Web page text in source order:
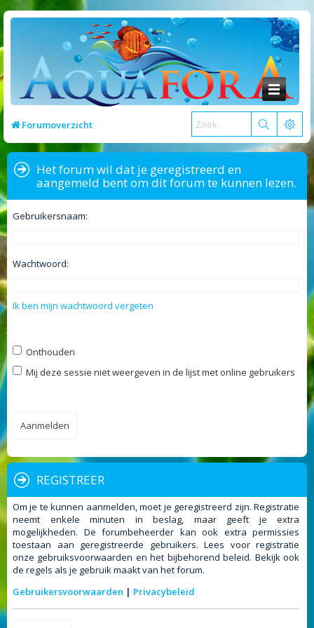
Forumoverzicht
Het forum wil dat je geregistreerd en
aangemeld bent om dit forum te kunnen lezen.
Gebruikersnaam:
Wachtwoord:
Ik ben mijn wachtwoord vergeten
Onthouden
Mij deze sessie niet weergeven in de lijst met online gebruikers
REGISTREER
Om je te kunnen aanmelden, moet je geregistreerd zijn. Registratie
neemt enkele minuten in beslag, maar geeft je extra
mogelijkheden. De forumbeheerder kan ook extra permissies
toestaan aan geregistreerde gebruikers. Lees voor registratie
onze gebruiksvoorwaarden en het bijbehorend beleid. Bekijk ook
de regels als je gebruik maakt van het forum.
Gebruikersvoorwaarden | Privacybeleid